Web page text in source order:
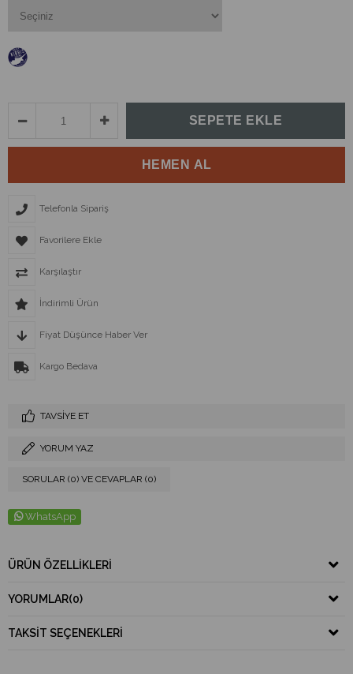
Telefonla Sipariş
Favorilere Ekle
Karşılaştır
İndirimli Ürün
Fiyat Düşünce Haber Ver
Kargo Bedava
TAVSIYE ET
YORUM YAZ
SORULAR (0) VE CEVAPLAR (0)
WhatsApp
ÜRÜN ÖZELLIKLERI
YORUMLAR(0)
TAKSIT SEÇENEKLERI